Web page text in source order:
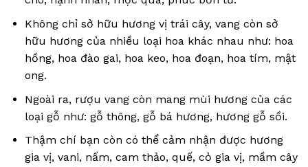
Không chỉ sở hữu hương vị trái cây, vang còn sở
hữu hương của nhiều loại hoa khác nhau như: hoa
hồng, hoa đào gai, hoa keo, hoa đoạn, hoa tím, mật
ong.
Ngoài ra, rượu vang còn mang mùi hương của các
loại gỗ như: gỗ thông, gỗ bá hương, hương gỗ sồi.
Thậm chí bạn còn có thể cảm nhận được hương
gia vị, vani, nấm, cam thảo, quế, cỏ gia vị, mầm cây